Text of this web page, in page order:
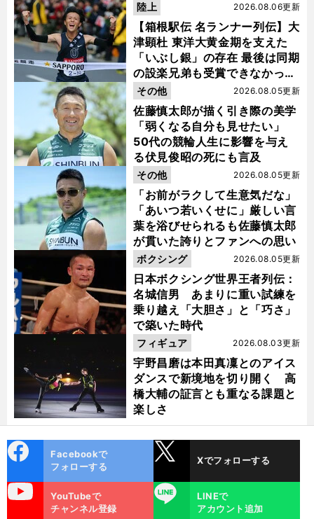
【箱根駅伝 名ランナー列伝】大
津顕杜 東洋大黄金期を支えた
「いぶし銀」の存在 最後は同期
の設楽兄弟も受賞できなかった
金栗杯に輝く
2026.08.06更新
陸上
佐藤慎太郎が描く引き際の美学
「弱くなる自分も見せたい」
50代の競輪人生に影響を与え
る伏見俊昭の死にも言及
2026.08.05更新
その他
「お前がラクして生意気だな」
「あいつ若いくせに」厳しい言
葉を浴びせられるも佐藤慎太郎
が貫いた誇りとファンへの思い
2026.08.05更新
その他
日本ボクシング世界王者列伝：
名城信男 あまりに重い試練を
乗り越え「大胆さ」と「巧さ」
で築いた時代
2026.08.05更新
ボクシング
宇野昌磨は本田真凜とのアイス
ダンスで新境地を切り開く 高
橋大輔の証言とも重なる課題と
楽しさ
2026.08.03更新
フィギュア
ok
Facebookで
フォローする
Xでフォローする
YouTubeで
チャンネル登録
LINE
LINEで
アカウント追加